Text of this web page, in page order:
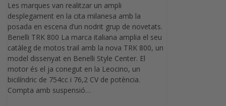
Les marques van realitzar un ampli
desplegament en la cita milanesa amb la
posada en escena d’un nodrit grup de novetats.
Benelli TRK 800 La marca italiana amplia el seu
catàleg de motos trail amb la nova TRK 800, un
model dissenyat en Benelli Style Center. El
motor és el ja conegut en la Leocino, un
bicilíndric de 754cc i 76,2 CV de potència.
Compta amb suspensió…